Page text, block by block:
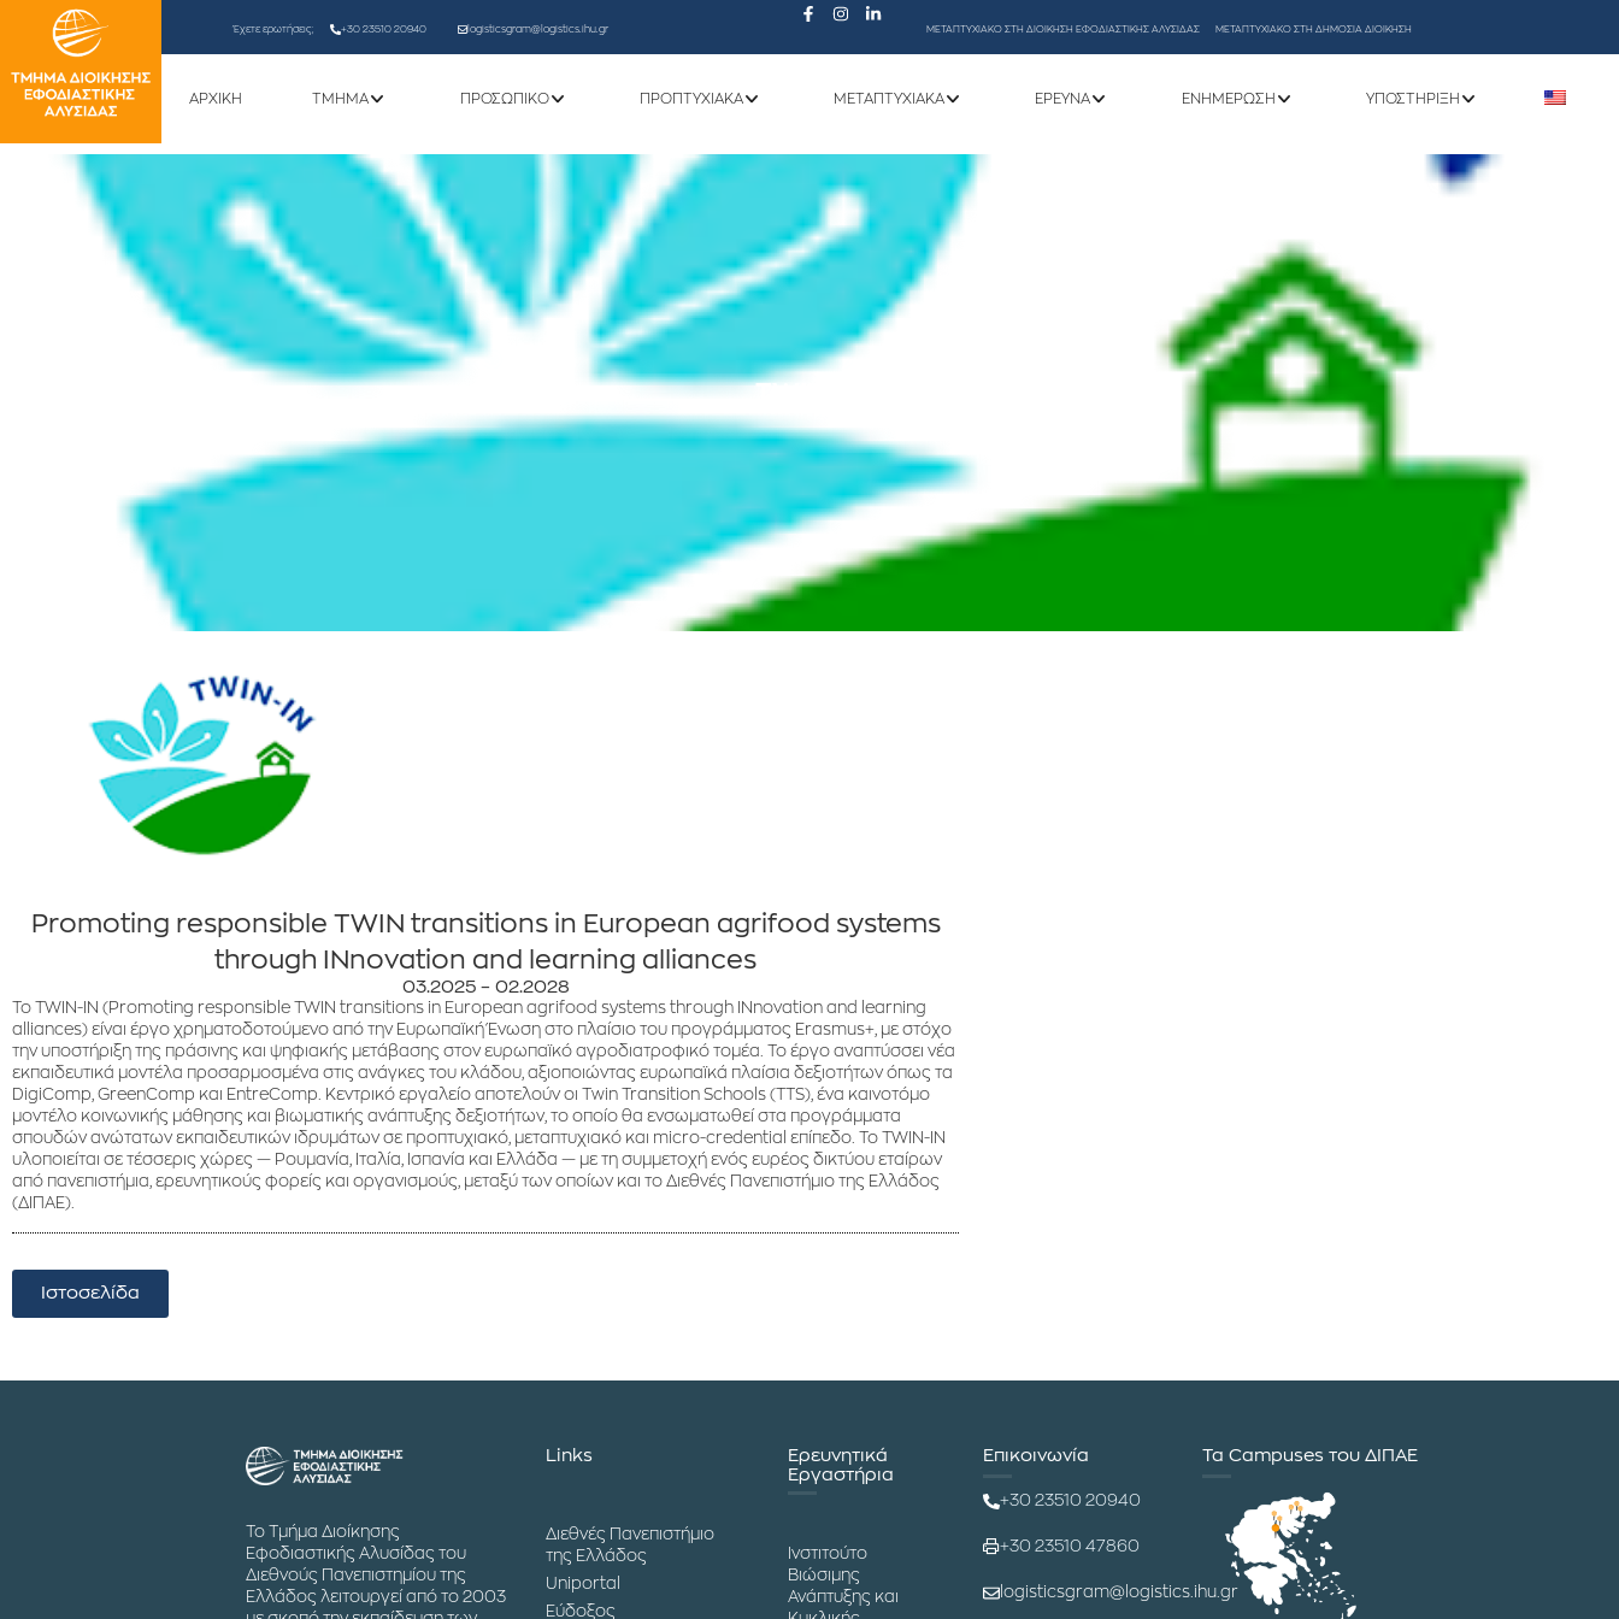
Έχετε ερωτήσεις; +30 23510 20940 logisticsgram@logistics.ihu.gr ΜΕΤΑΠΤΥΧΙΑΚΟ ΣΤΗ ΔΙΟΙΚΗΣΗ ΕΦΟΔΙΑΣΤΙΚΗΣ ΑΛΥΣΙΔΑΣ ΜΕΤΑΠΤΥΧΙΑΚΟ ΣΤΗ ΔΗΜΟΣΙΑ ΔΙΟΙΚΗΣΗ
ΑΡΧΙΚΗ ΤΜΗΜΑ ΠΡΟΣΩΠΙΚΌ ΠΡΟΠΤΥΧΙΑΚΆ ΜΕΤΑΠΤΥΧΙΑΚΆ ΕΡΕΥΝΑ ΕΝΗΜΈΡΩΣΗ ΥΠΟΣΤΉΡΙΞΗ
TWIN-IN
Promoting responsible TWIN transitions in European agrifood systems
through INnovation and learning alliances
03.2025 – 02.2028
Το TWIN-IN (Promoting responsible TWIN transitions in European agrifood systems through INnovation and learning
alliances) είναι έργο χρηματοδοτούμενο από την Ευρωπαϊκή Ένωση στο πλαίσιο του προγράμματος Erasmus+, με στόχο
την υποστήριξη της πράσινης και ψηφιακής μετάβασης στον ευρωπαϊκό αγροδιατροφικό τομέα. Το έργο αναπτύσσει νέα
εκπαιδευτικά μοντέλα προσαρμοσμένα στις ανάγκες του κλάδου, αξιοποιώντας ευρωπαϊκά πλαίσια δεξιοτήτων όπως τα
DigiComp, GreenComp και EntreComp. Κεντρικό εργαλείο αποτελούν οι Twin Transition Schools (TTS), ένα καινοτόμο
μοντέλο κοινωνικής μάθησης και βιωματικής ανάπτυξης δεξιοτήτων, το οποίο θα ενσωματωθεί στα προγράμματα
σπουδών ανώτατων εκπαιδευτικών ιδρυμάτων σε προπτυχιακό, μεταπτυχιακό και micro-credential επίπεδο. Το TWIN-IN
υλοποιείται σε τέσσερις χώρες — Ρουμανία, Ιταλία, Ισπανία και Ελλάδα — με τη συμμετοχή ενός ευρέος δικτύου εταίρων
από πανεπιστήμια, ερευνητικούς φορείς και οργανισμούς, μεταξύ των οποίων και το Διεθνές Πανεπιστήμιο της Ελλάδος
(ΔΙΠΑΕ).
Ιστοσελίδα
Το Τμήμα Διοίκησης
Εφοδιαστικής Αλυσίδας του
Διεθνούς Πανεπιστημίου της
Ελλάδος λειτουργεί από το 2003
Links
Διεθνές Πανεπιστήμιο
της Ελλάδος
Uniportal
Εύδοξος
Ερευνητικά
Εργαστήρια
Ινστιτούτο
Βιώσιμης
Ανάπτυξης και
Επικοινωνία
+30 23510 20940
+30 23510 47860
logisticsgram@logistics.ihu.gr
Τα Campuses του ΔΙΠΑΕ